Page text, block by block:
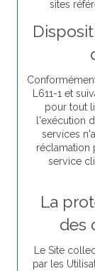
sites
L611-1 et
pour tout
l'exécution
services
réclamation
service
La
des
Le Site
par les